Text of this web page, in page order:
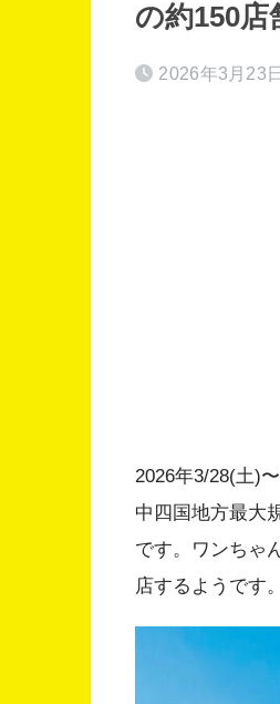
の約150店
2026年3月23日
2026年3/28(土)
中四国地方最大
です。ワンちゃ
店するようです。